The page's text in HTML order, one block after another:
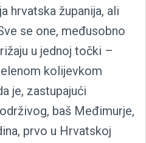
hrvatska županija, ali
se one, međusobno
u jednoj točki –
kolijevkom
je, zastupajući
baš Međimurje,
prvo u Hrvatskoj